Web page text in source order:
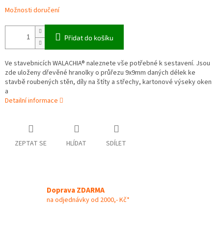
Možnosti doručení
Přidat do košíku
Ve stavebnicích WALACHIA® naleznete vše potřebné k sestavení. Jsou
zde uloženy dřevěné hranolky o průřezu 9x9mm daných délek ke
stavbě roubených stěn, díly na štíty a střechy, kartonové výseky oken
a
Detailní informace
ZEPTAT SE HLÍDAT SDÍLET
Doprava ZDARMA
na odjednávky od 2000,- Kč*